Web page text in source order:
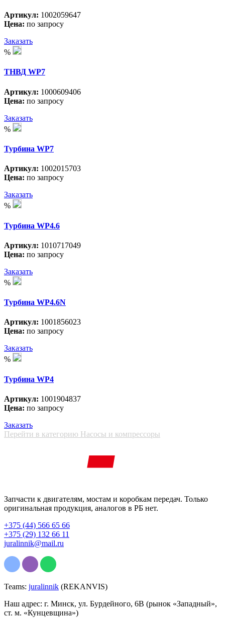
Артикул: 1002059647
Цена: по запросу
Заказать
%
ТНВД WP7
Артикул: 1000609406
Цена: по запросу
Заказать
%
Турбина WP7
Артикул: 1002015703
Цена: по запросу
Заказать
%
Турбина WP4.6
Артикул: 1010717049
Цена: по запросу
Заказать
%
Турбина WP4.6N
Артикул: 1001856023
Цена: по запросу
Заказать
%
Турбина WP4
Артикул: 1001904837
Цена: по запросу
Заказать
Перейти в категорию Насосы и компрессоры
Запчасти к двигателям, мостам и коробкам передач. Только
оригинальная продукция, аналогов в РБ нет.
+375 (44) 566 65 66
+375 (29) 132 66 11
juralinnik@mail.ru
Teams: juralinnik (REKANVIS)
Наш адрес: г. Минск, ул. Бурдейного, 6В (рынок «Западный»,
ст. м. «Кунцевщина»)